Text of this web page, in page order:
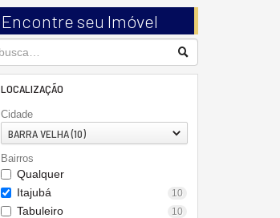
Encontre seu Imóvel
LOCALIZAÇÃO
Cidade
BARRA VELHA (10)
Bairros
Qualquer
Itajubá
10
Tabuleiro 10